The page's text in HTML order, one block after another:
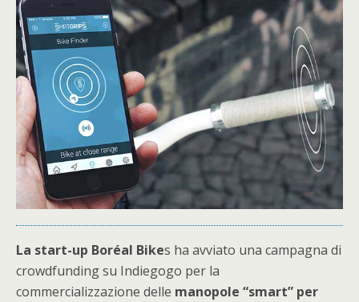
La start-up Boréal Bikes ha avviato una campagna di
crowdfunding su Indiegogo per la
commercializzazione delle manopole “smart” per